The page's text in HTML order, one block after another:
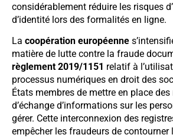
considérablement réduire les risques
d’identité lors des formalités en ligne.
La coopération européenne
matière de lutte contre la fraude
règlement 2019/1151 relatif à
processus numériques en droit des
États membres de mettre en place
d’échange d’informations sur les
gérer. Cette interconnexion des
empêcher les fraudeurs de contourner